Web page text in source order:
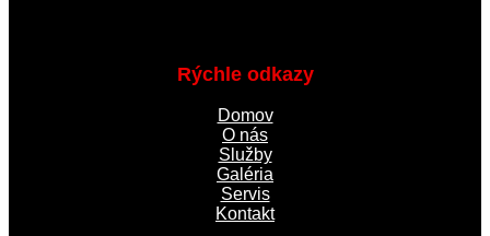
Rýchle odkazy
Domov
O nás
Služby
Galéria
Servis
Kontakt